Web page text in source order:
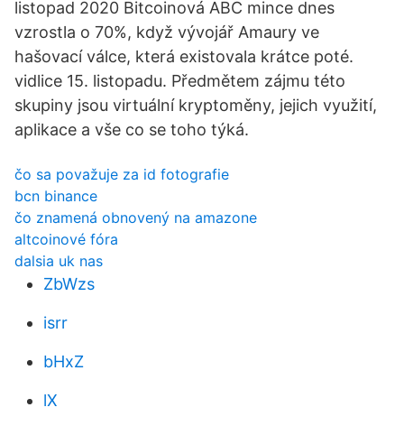
listopad 2020 Bitcoinová ABC mince dnes
vzrostla o 70%, když vývojář Amaury ve
hašovací válce, která existovala krátce poté.
vidlice 15. listopadu. Předmětem zájmu této
skupiny jsou virtuální kryptoměny, jejich využití,
aplikace a vše co se toho týká.
čo sa považuje za id fotografie
bcn binance
čo znamená obnovený na amazone
altcoinové fóra
dalsia uk nas
ZbWzs
isrr
bHxZ
lX